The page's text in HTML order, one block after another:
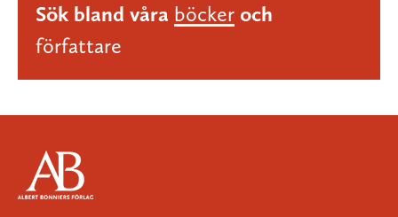
Sök bland våra böcker och
författare